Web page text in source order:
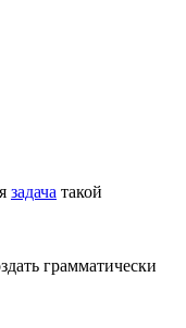
задача такой
грамматически